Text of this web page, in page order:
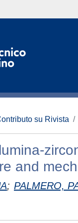
su Rivista
and
; PALMERO,